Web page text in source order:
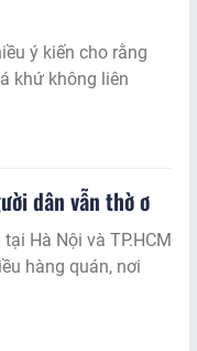
ý kiến cho rằng
khứ không liên
dân vẫn thờ ơ
Hà Nội và TP.HCM
hàng quán, nơi